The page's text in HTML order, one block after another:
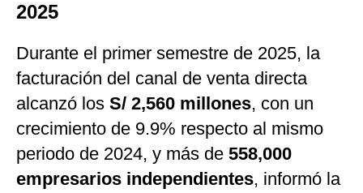
2025
Durante el primer semestre de 2025, la
facturación del canal de venta directa
alcanzó los S/ 2,560 millones, con un
crecimiento de 9.9% respecto al mismo
periodo de 2024, y más de 558,000
empresarios independientes, informó la